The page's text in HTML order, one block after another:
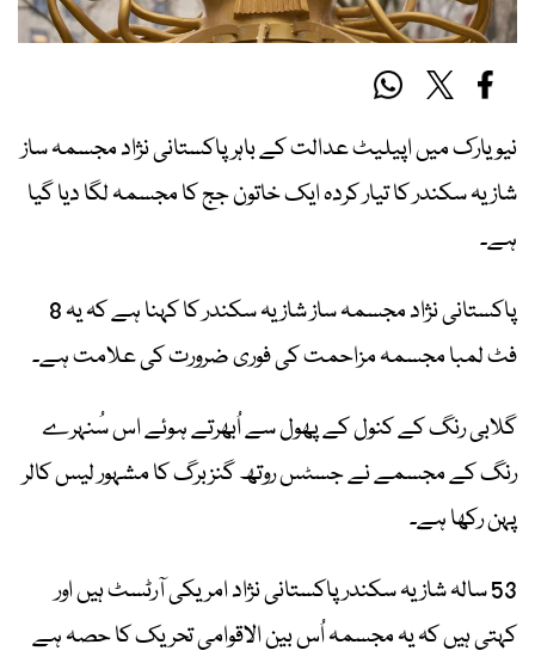
نیویارک میں اپیلیٹ عدالت کے باہر پاکستانی نژاد مجسمہ ساز
شازیہ سکندر کا تیار کردہ ایک خاتون جج کا مجسمہ لگا دیا گیا
ہے۔
پاکستانی نژاد مجسمہ ساز شازیہ سکندر کا کہنا ہے کہ یہ 8
فٹ لمبا مجسمہ مزاحمت کی فوری ضرورت کی علامت ہے۔
گلابی رنگ کے کنول کے پھول سے اُبھرتے ہوئے اس سُنہرے
رنگ کے مجسمے نے جسٹس روتھ گنزبرگ کا مشہور لیس کالر
پہن رکھا ہے۔
53 سالہ شازیہ سکندر پاکستانی نژاد امریکی آرٹسٹ ہیں اور
کہتی ہیں کہ یہ مجسمہ اُس بین الاقوامی تحریک کا حصہ ہے